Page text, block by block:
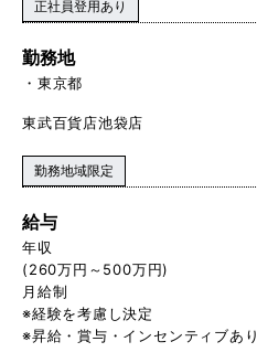
正社員登用あり
勤務地
東京都
東武百貨店池袋店
勤務地域限定
給与
年収
(260万円～500万円)
月給制
※経験を考慮し決定
※昇給・賞与・インセンティブあり